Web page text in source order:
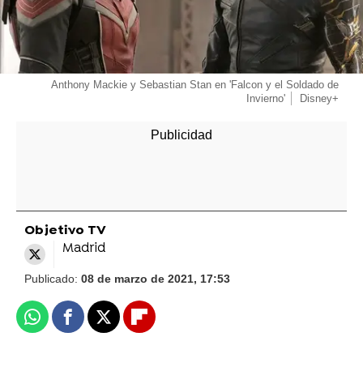
Anthony Mackie y Sebastian Stan en 'Falcon y el Soldado de
Invierno'
Disney+
Objetivo TV
Madrid
Publicado: 08 de marzo de 2021, 17:53
WhatsappFacebook
X Flipboard